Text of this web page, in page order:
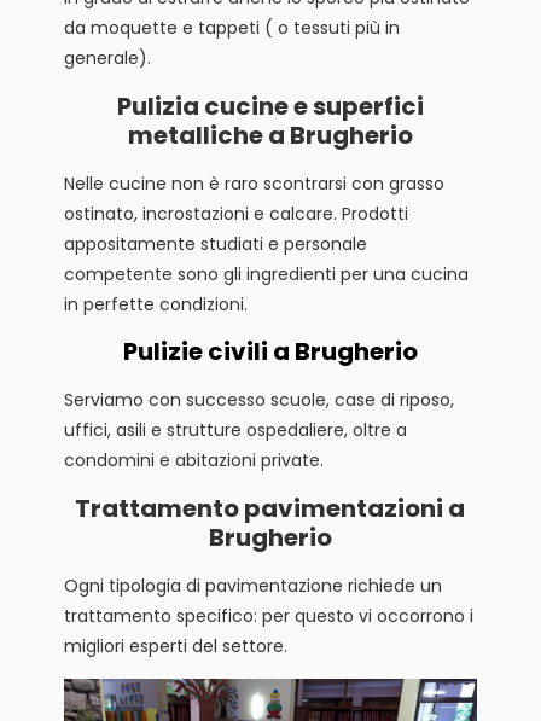
da moquette e tappeti ( o tessuti più in
generale).
Pulizia cucine e superfici
metalliche a Brugherio
Nelle cucine non è raro scontrarsi con grasso
ostinato, incrostazioni e calcare. Prodotti
appositamente studiati e personale
competente sono gli ingredienti per una cucina
in perfette condizioni.
Pulizie civili a Brugherio
Serviamo con successo scuole, case di riposo,
uffici, asili e strutture ospedaliere, oltre a
condomini e abitazioni private.
Trattamento pavimentazioni a
Brugherio
Ogni tipologia di pavimentazione richiede un
trattamento specifico: per questo vi occorrono i
migliori esperti del settore.